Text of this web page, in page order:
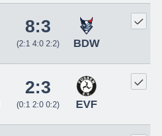
8:3
(2:1 4:0 2:2) BDW
2:3
(0:1 2:0 0:2) EVF